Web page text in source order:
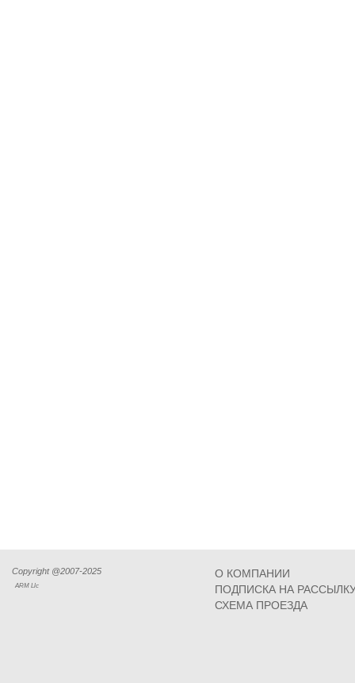
Copyright @2007-2025
ARM Llc
О КОМПАНИИ
ПОДПИСКА НА
СХЕМА ПРОЕЗДА